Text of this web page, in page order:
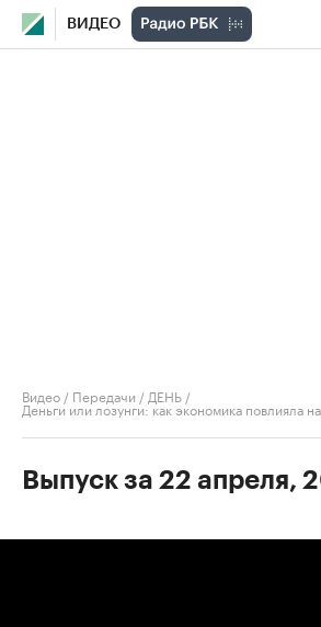
ВИДЕО
Видео / Передачи / ДЕНЬ /
Деньги или лозунги: как экономика повлияла
Выпуск за 22 апреля,